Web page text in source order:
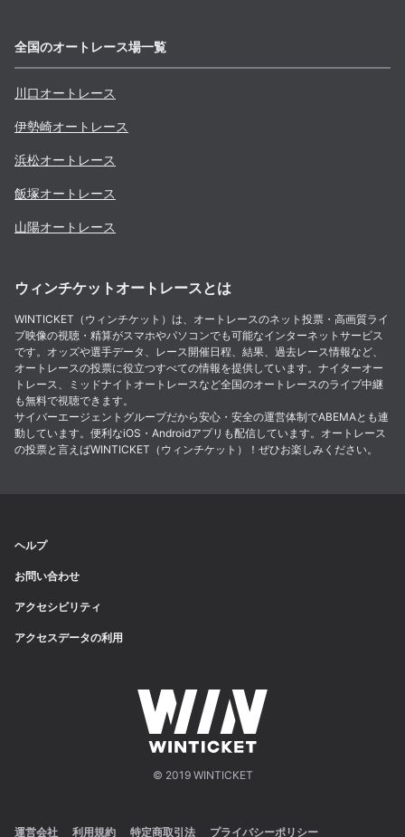
全国のオートレース場一覧
川口オートレース
伊勢崎オートレース
浜松オートレース
飯塚オートレース
山陽オートレース
ウィンチケットオートレースとは
WINTICKET（ウィンチケット）は、オートレースのネット投票・高画質ライ
ブ映像の視聴・精算がスマホやパソコンでも可能なインターネットサービス
です。オッズや選手データ、レース開催日程、結果、過去レース情報など、
オートレースの投票に役立つすべての情報を提供しています。ナイターオー
トレース、ミッドナイトオートレースなど全国のオートレースのライブ中継
も無料で視聴できます。
サイバーエージェントグループだから安心・安全の運営体制でABEMAとも連
動しています。便利なiOS・Androidアプリも配信しています。オートレース
の投票と言えばWINTICKET（ウィンチケット）！ぜひお楽しみください。
ヘルプ
お問い合わせ
アクセシビリティ
アクセスデータの利用
© 2019 WINTICKET
運営会社 利用規約 特定商取引法 プライバシーポリシー